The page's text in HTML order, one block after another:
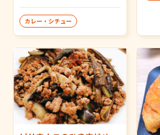
カレー・シチュー